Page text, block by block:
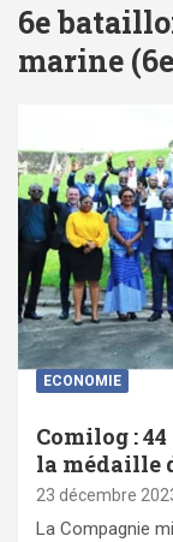
6e
marine
ECONOMIE
Comilog :
la médaille
23 décembre
La Compagnie